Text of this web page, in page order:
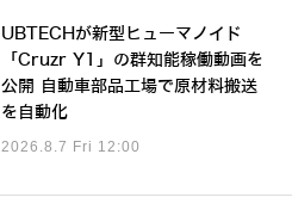
UBTECHが新型ヒューマノイド
「Cruzr Y1」の群知能稼働動画を
公開 自動車部品工場で原材料搬送
を自動化
2026.8.7 Fri 12:00